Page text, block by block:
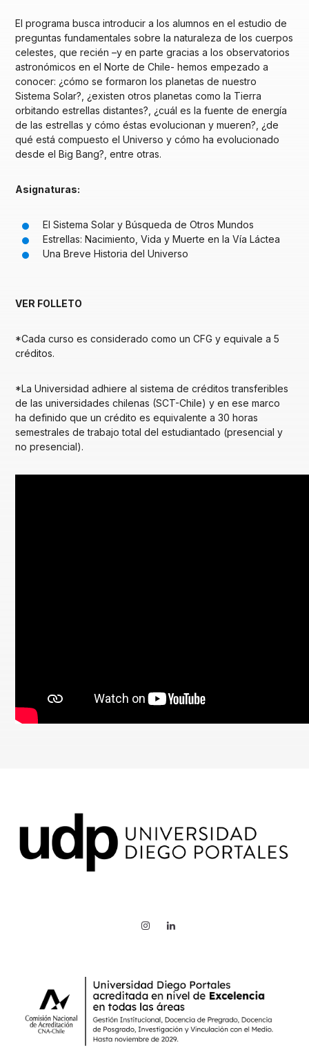
El programa busca introducir a los alumnos en el estudio de
preguntas fundamentales sobre la naturaleza de los cuerpos
celestes, que recién –y en parte gracias a los observatorios
astronómicos en el Norte de Chile- hemos empezado a
conocer: ¿cómo se formaron los planetas de nuestro
Sistema Solar?, ¿existen otros planetas como la Tierra
orbitando estrellas distantes?, ¿cuál es la fuente de energía
de las estrellas y cómo éstas evolucionan y mueren?, ¿de
qué está compuesto el Universo y cómo ha evolucionado
desde el Big Bang?, entre otras.
Asignaturas:
El Sistema Solar y Búsqueda de Otros Mundos
Estrellas: Nacimiento, Vida y Muerte en la Vía Láctea
Una Breve Historia del Universo
VER FOLLETO
*Cada curso es considerado como un CFG y equivale a 5
créditos.
*La Universidad adhiere al sistema de créditos transferibles
de las universidades chilenas (SCT-Chile) y en ese marco
ha definido que un crédito es equivalente a 30 horas
semestrales de trabajo total del estudiantado (presencial y
no presencial).